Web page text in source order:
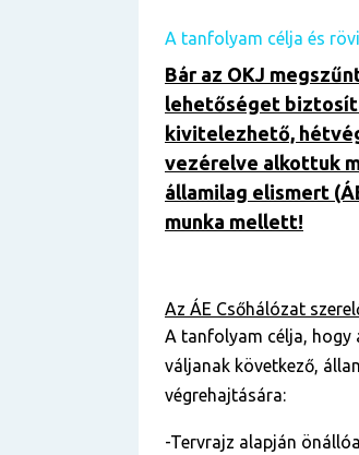
A tanfolyam célja és
Bár az OKJ
lehetőséget
kivitelezhető,
vezérelve alkottuk
államilag elismert
munka mellett!
Az ÁE Csőhálózat
A tanfolyam célja, hogy
váljanak következő,
végrehajtására:
-Tervrajz alapján